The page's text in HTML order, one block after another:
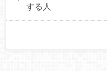
する人